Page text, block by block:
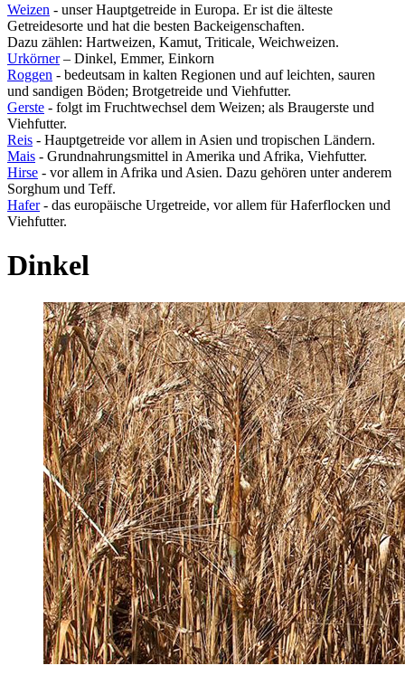
Weizen - unser Hauptgetreide in Europa. Er ist die älteste
Getreidesorte und hat die besten Backeigenschaften.
Dazu zählen: Hartweizen, Kamut, Triticale, Weichweizen.
Urkörner– Dinkel, Emmer, Einkorn
Roggen - bedeutsam in kalten Regionen und auf leichten, sauren
und sandigen Böden; Brotgetreide und Viehfutter.
Gerste - folgt im Fruchtwechsel dem Weizen; als Braugerste und
Viehfutter.
Reis - Hauptgetreide vor allem in Asien und tropischen Ländern.
Mais - Grundnahrungsmittel in Amerika und Afrika, Viehfutter.
Hirse - vor allem in Afrika und Asien. Dazu gehören unter anderem
Sorghum und Teff.
Hafer- das europäische Urgetreide, vor allem für Haferflocken und
Viehfutter.
Dinkel